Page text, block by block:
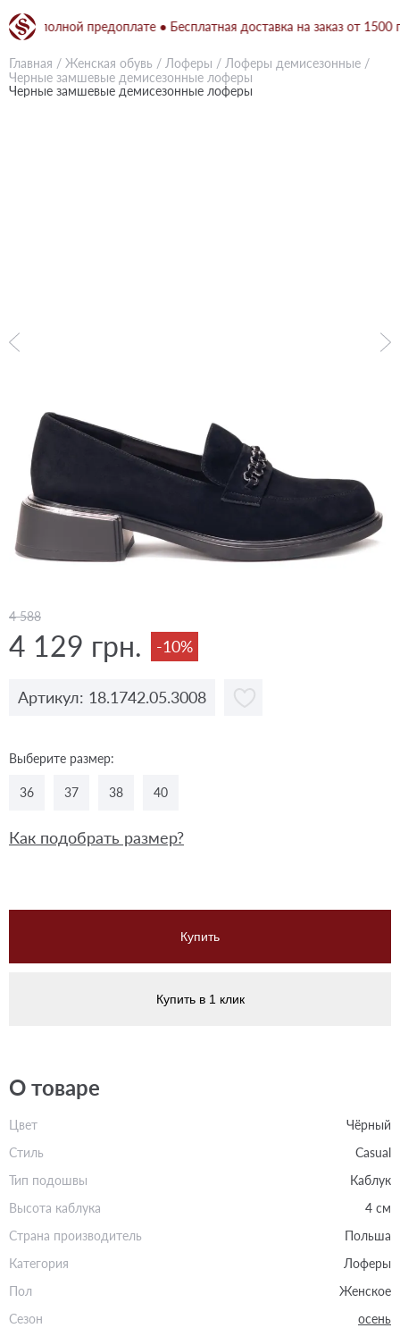
полной предоплате ● Бесплатная доставка на заказ от 1500
Главная / Женская обувь / Лоферы / Лоферы демисезонные /
Черные замшевые демисезонные лоферы
Черные замшевые демисезонные лоферы
4 588
4 129 грн. -10%
Артикул: 18.1742.05.3008
Выберите размер:
36 37 38 40
Как подобрать размер?
Купить
Купить в 1 клик
О товаре
Цвет
Чёрный
Стиль
Casual
Тип подошвы
Каблук
Высота каблука
4 см
Страна производитель
Польша
Категория
Лоферы
Пол
Женское
Сезон
осень